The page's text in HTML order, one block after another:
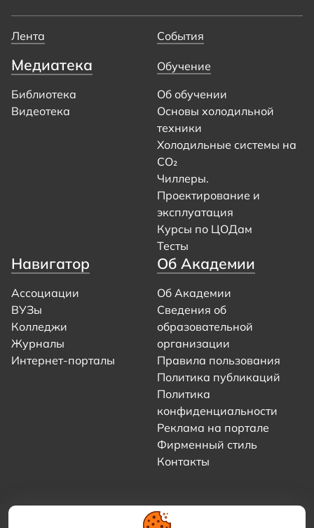
Лента События
Медиатека
Библиотека
Видеотека
Обучение
Об обучении
Основы холодильной
техники
Холодильные системы на
CO₂
Чиллеры.
Проектирование и
эксплуатация
Курсы по ЦОДам
Тесты
Навигатор
Ассоциации
ВУЗы
Колледжи
Журналы
Интернет-порталы
Об Академии
Об Академии
Сведения об
образовательной
организации
Правила пользования
Политика публикаций
Политика
конфиденциальности
Реклама на портале
Фирменный стиль
Контакты